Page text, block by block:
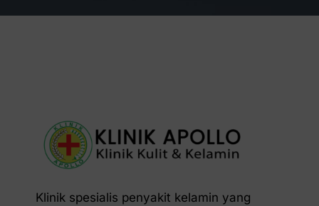
Klinik spesialis penyakit kelamin yang